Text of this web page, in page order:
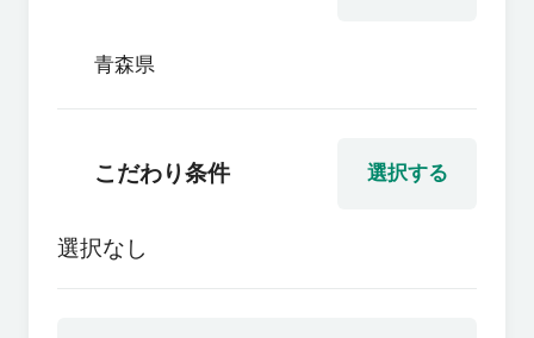
青森県
選択する
こだわり条件
選択なし